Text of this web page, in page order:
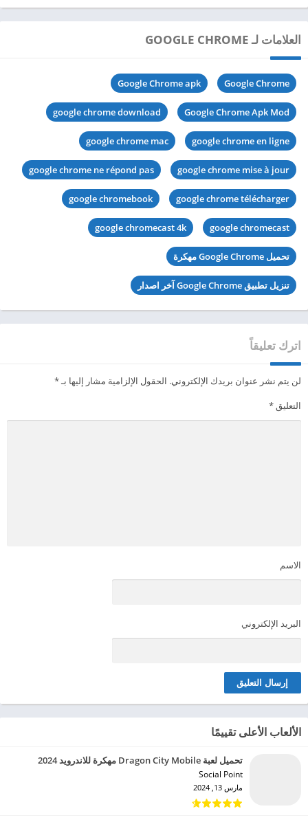
العلامات لـ GOOGLE CHROME
Google Chrome
Google Chrome apk
Google Chrome Apk Mod
google chrome download
google chrome en ligne
google chrome mac
google chrome mise à jour
google chrome ne répond pas
google chrome télécharger
google chromebook
google chromecast
google chromecast 4k
تحميل Google Chrome مهكرة
تنزيل تطبيق Google Chrome آخر اصدار
اترك تعليقاً
لن يتم نشر عنوان بريدك الإلكتروني. الحقول الإلزامية مشار إليها بـ*
التعليق*
الاسم
البريد الإلكتروني
الألعاب الأعلى تقييمًا
تحميل لعبة Dragon City Mobile مهكرة للاندرويد 2024
Social Point‏
مارس 13, 2024